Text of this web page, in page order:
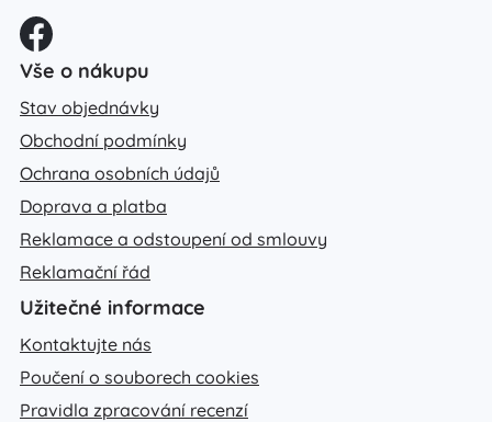
Vše o nákupu
Stav objednávky
Obchodní podmínky
Ochrana osobních údajů
Doprava a platba
Reklamace a odstoupení od smlouvy
Reklamační řád
Užitečné informace
Kontaktujte nás
Poučení o souborech cookies
Pravidla zpracování recenzí